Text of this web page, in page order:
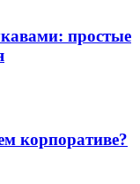
простые
корпоративе?